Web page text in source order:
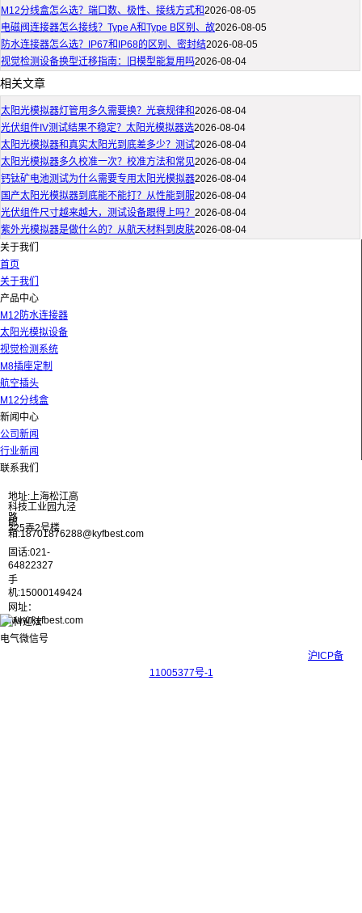
M12分线盒怎么选？端口数、极性、接线方式和2026-08-05
电磁阀连接器怎么接线？Type A和Type B区别、故2026-08-05
防水连接器怎么选？IP67和IP68的区别、密封结2026-08-05
视觉检测设备换型迁移指南：旧模型能复用吗2026-08-04
相关文章
太阳光模拟器灯管用多久需要换？光衰规律和2026-08-04
光伏组件IV测试结果不稳定？太阳光模拟器选2026-08-04
太阳光模拟器和真实太阳光到底差多少？测试2026-08-04
太阳光模拟器多久校准一次？校准方法和常见2026-08-04
钙钛矿电池测试为什么需要专用太阳光模拟器2026-08-04
国产太阳光模拟器到底能不能打？从性能到服2026-08-04
光伏组件尺寸越来越大，测试设备跟得上吗？ 2026-08-04
紫外光模拟器是做什么的？从航天材料到皮肤2026-08-04
关于我们
首页
关于我们
产品中心
M12防水连接器
太阳光模拟设备
视觉检测系统
M8插座定制
航空插头
M12分线盒
新闻中心
公司新闻
行业新闻
联系我们
地址:上海松江高
科技工业园九泾
路
325弄2号楼
邮
箱:18701876288@kyfbest.com
固话:021-
64822327
手
机:15000149424
网址：
www.kyfbest.com
沪ICP备
11005377号-1